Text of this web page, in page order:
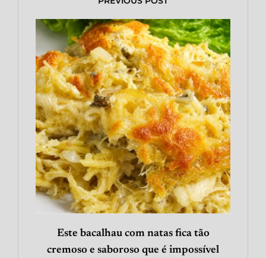
Este bacalhau com natas fica tão
cremoso e saboroso que é impossível